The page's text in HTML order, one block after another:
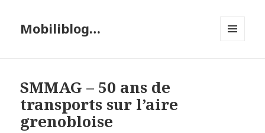
Mobiliblog…
SMMAG – 50 ans de
transports sur l’aire
grenobloise